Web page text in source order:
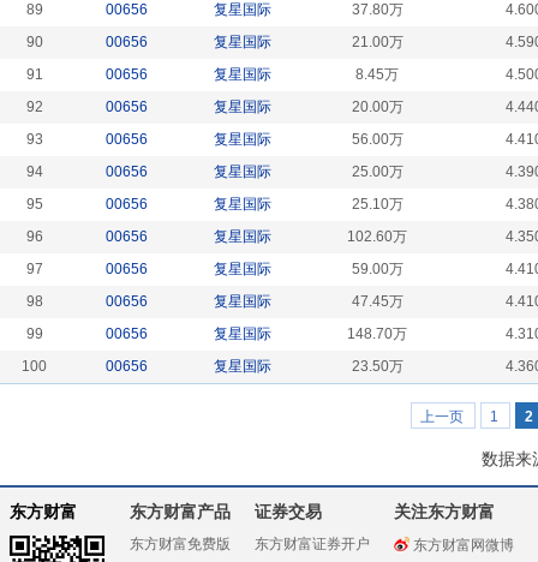
89
00656 复星国际 37.80万
90
00656 复星国际 21.00万
91
00656 复星国际 8.45万
92
00656 复星国际 20.00万
93
00656 复星国际 56.00万
94
00656 复星国际 25.00万
95
00656 复星国际 25.10万
96
00656 复星国际 102.60万
97
00656 复星国际 59.00万
98
00656 复星国际 47.45万
99
00656 复星国际 148.70万
100
00656 复星国际 23.50万
上一页 1 2
数据来
东方财富 东方财富产品
东方财富免费版
证券交易
东方财富证券开户
关注东方财富
东方财富网微博